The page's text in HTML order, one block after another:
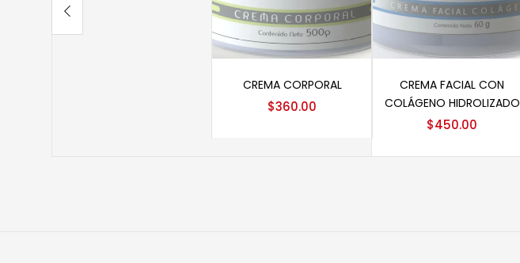
CREMA CORPORAL
$360.00
CREMA FACIAL CON
COLÁGENO HIDROLIZADO
$450.00